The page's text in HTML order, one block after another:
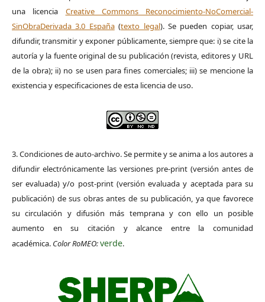
una licencia Creative Commons Reconocimiento-NoComercial-
SinObraDerivada 3.0 España(texto legal). Se pueden copiar, usar,
difundir, transmitir y exponer públicamente, siempre que: i) se cite la
autoría y la fuente original de su publicación (revista, editores y URL
de la obra); ii) no se usen para fines comerciales; iii) se mencione la
existencia y especificaciones de esta licencia de uso.
3. Condiciones de auto-archivo. Se permite y se anima a los autores a
difundir electrónicamente las versiones pre-print (versión antes de
ser evaluada) y/o post-print (versión evaluada y aceptada para su
publicación) de sus obras antes de su publicación, ya que favorece
su circulación y difusión más temprana y con ello un posible
aumento en su citación y alcance entre la comunidad
académica. Color RoMEO:verde.